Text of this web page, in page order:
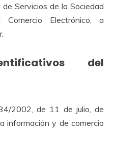
Servicios de la Sociedad
Electrónico, a
del
2002, de 11 de julio, de
información y de comercio